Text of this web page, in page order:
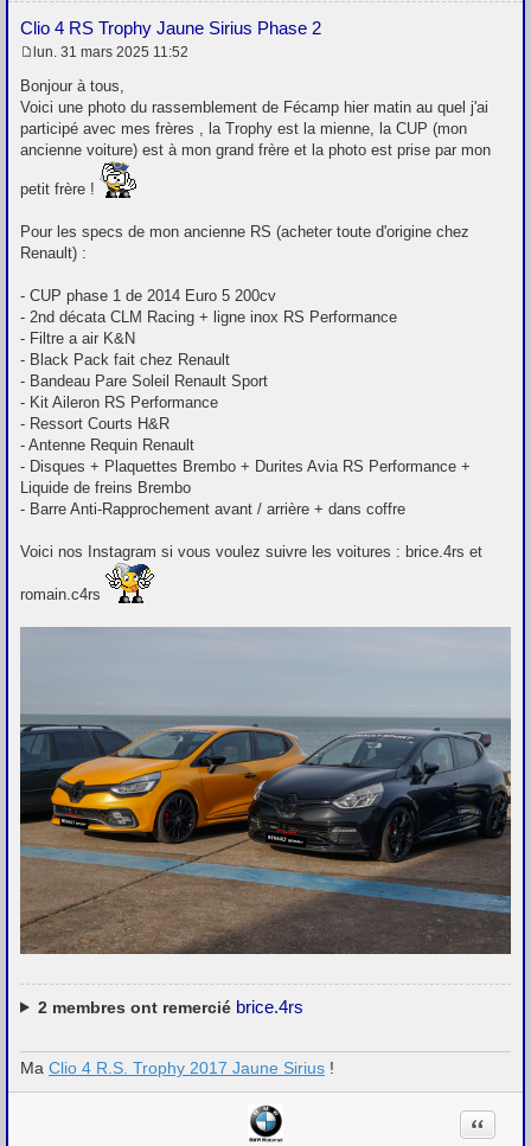
Clio 4 RS Trophy Jaune Sirius Phase 2
e
s
s
a
g
lun. 31 mars 2025 11:52
Bonjour à tous,
Voici une photo du rassemblement de Fécamp hier matin au quel j'ai
participé avec mes frères , la Trophy est la mienne, la CUP (mon
ancienne voiture) est à mon grand frère et la photo est prise par mon
petit frère !
Pour les specs de mon ancienne RS (acheter toute d'origine chez
Renault) :
- CUP phase 1 de 2014 Euro 5 200cv
- 2nd décata CLM Racing + ligne inox RS Performance
- Filtre a air K&N
- Black Pack fait chez Renault
- Bandeau Pare Soleil Renault Sport
- Kit Aileron RS Performance
- Ressort Courts H&R
- Antenne Requin Renault
- Disques + Plaquettes Brembo + Durites Avia RS Performance +
Liquide de freins Brembo
- Barre Anti-Rapprochement avant / arrière + dans coffre
Voici nos Instagram si vous voulez suivre les voitures : brice.4rs et
romain.c4rs
2membres ont remercié brice.4rs
Ma Clio 4 R.S. Trophy 2017 Jaune Sirius !
Citation